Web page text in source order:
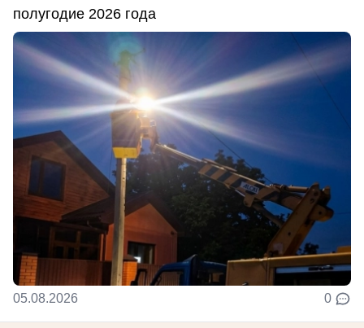
полугодие 2026 года
05.08.2026 0